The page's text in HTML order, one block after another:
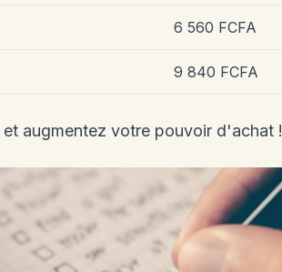
6 560 FCFA
9 840 FCFA
et augmentez votre pouvoir d'achat !